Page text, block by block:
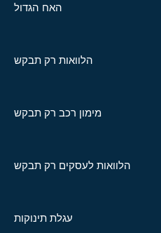
האח הגדול
הלוואות רק תבקש
מימון רכב רק תבקש
הלוואות לעסקים רק תבקש
עגלת תינוקות